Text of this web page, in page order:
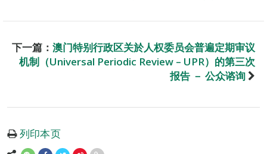
下一篇： 澳门特别行政区关於人权委员会普遍定期审议
机制（Universal Periodic Review – UPR）的第三次
报告 － 公众谘询
列印本页